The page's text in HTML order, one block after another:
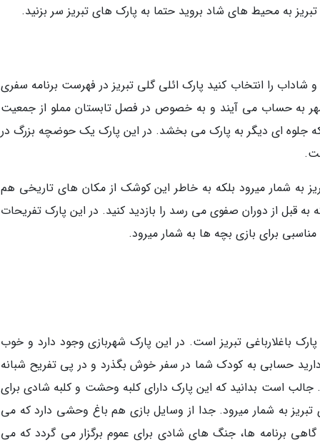
به محیط های شاد بروید حتما به پارک های تبریز سر بزنید.
را انتخاب کنید پارک ائلی گلی تبریز در فهرست برنامه سفری
به حساب می آیند و به خصوص در فصل تابستان مملو از جمعیت
جلوه ای دیگر به پارک می بخشد. در این پارک یک حوضچه بزرگ در
به شمار میرود بلکه به خاطر این کوشک از مکان های تاریخی هم
قبل از دوران صفوی می رسد را بازدید کنید. در این پارک تفریحات
برای بازی بچه ها به شمار میرود.
باغلارباغی تبریز است. در این پارک شهربازی وجود دارد و خوب
است. اگر دوست دارید حسابی به کودک شما در سفر خوش بگذرد و در پی تفریح شبانه
جالب است بدانید که این پارک دارای کلبه وحشت و کلبه شادی برای
به شمار میرود. جدا از وسایل بازی هم باغ وحشی دارد که می
برنامه ها، جنگ های شادی برای عموم برگزار می گردد که می